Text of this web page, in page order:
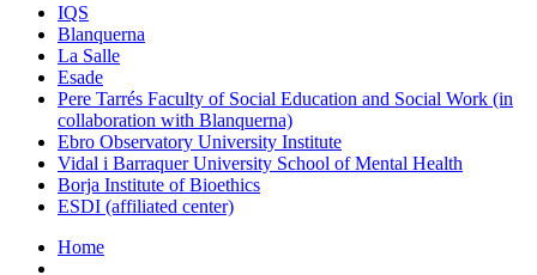
IQS
Blanquerna
La Salle
Esade
Pere Tarrés Faculty of Social Education and Social Work (in
collaboration with Blanquerna)
Ebro Observatory University Institute
Vidal i Barraquer University School of Mental Health
Borja Institute of Bioethics
ESDI (affiliated center)
Home